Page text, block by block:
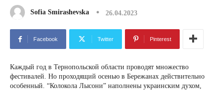
Sofia Smirashevska 26.04.2023
Facebook Twitter Pinterest
Каждый год в Тернопольской области проводят множество
фестивалей. Но проходящий осенью в Бережанах действительно
особенный. “Колокола Лысони” наполнены украинским духом,